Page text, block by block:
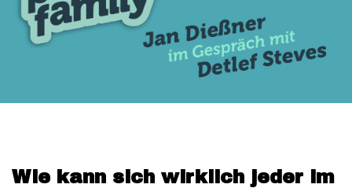
Wie kann sich wirklich jeder im